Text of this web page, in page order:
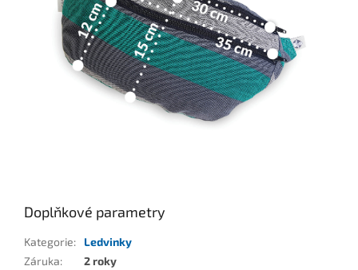
Doplňkové parametry
Kategorie:
Ledvinky
Záruka:
2 roky